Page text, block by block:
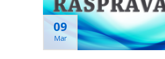
09
Mar